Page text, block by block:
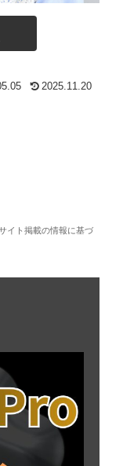
2025.11.20
イト掲載の情報に基づ